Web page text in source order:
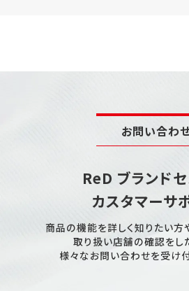
お問い合わ
ReD ブランド
カスタマーサ
商品の機能を詳しく知りたい方
取り扱い店舗の確認をし
様々なお問い合わせを受け付